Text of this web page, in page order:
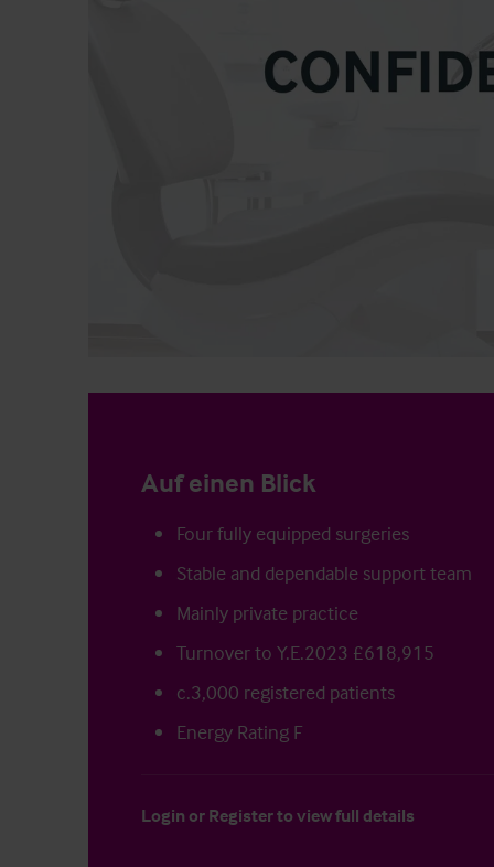
Auf einen Blick
Four fully equipped surgeries
Stable and dependable support team
Mainly private practice
Turnover to Y.E.2023 £618,915
c.3,000 registered patients
Energy Rating F
Login or Registerto view full details